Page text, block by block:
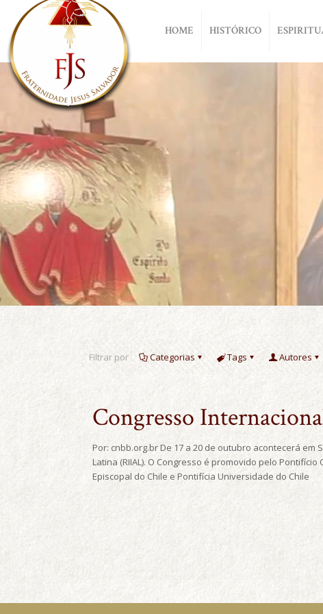
HOME HISTÓRICO
Filtrar por Categorias Tags Autores
Congresso
Por: cnbb.org.br De 17 a 20 de outubro acontecerá em
Latina (RIIAL). O Congresso é promovido pelo
Episcopal do Chile e Pontifícia Universidade do Chile